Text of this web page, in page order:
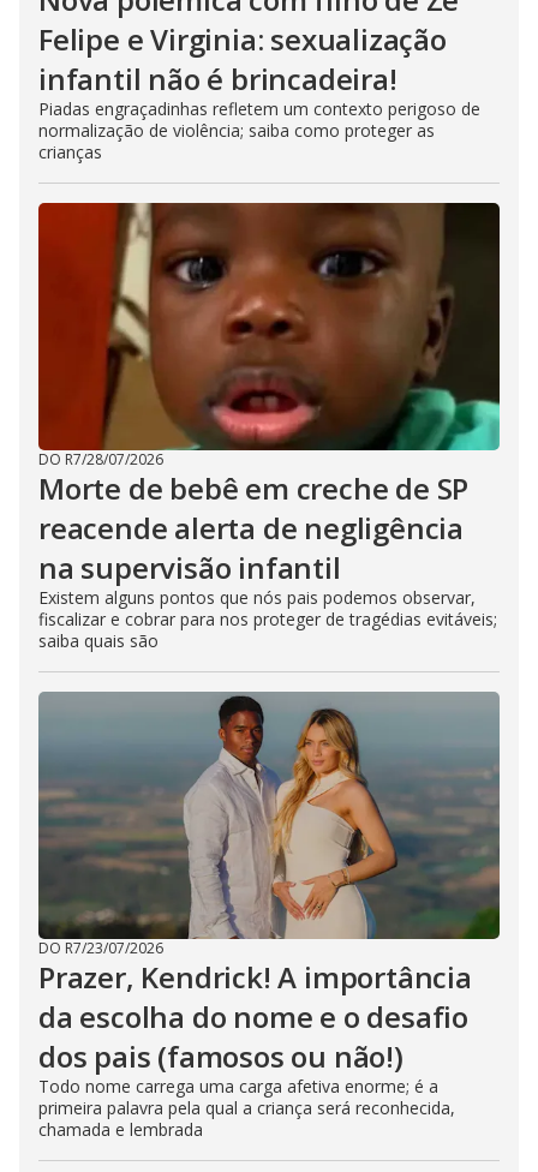
Felipe e Virginia: sexualização
infantil não é brincadeira!
Piadas engraçadinhas refletem um contexto perigoso de
normalização de violência; saiba como proteger as
crianças
DO R7/28/07/2026
Morte de bebê em creche de SP
reacende alerta de negligência
na supervisão infantil
Existem alguns pontos que nós pais podemos observar,
fiscalizar e cobrar para nos proteger de tragédias evitáveis;
saiba quais são
DO R7/23/07/2026
Prazer, Kendrick! A importância
da escolha do nome e o desafio
dos pais (famosos ou não!)
Todo nome carrega uma carga afetiva enorme; é a
primeira palavra pela qual a criança será reconhecida,
chamada e lembrada